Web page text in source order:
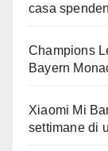
casa
Champions
Bayern
Xiaomi Mi
settimane di